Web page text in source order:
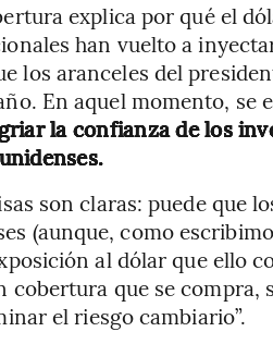
explica por qué el
han vuelto a
los aranceles del
En aquel momento, se
la confianza de los
son claras: puede que
(aunque, como
al dólar que ello
cobertura que se compra,
el riesgo cambiario”.